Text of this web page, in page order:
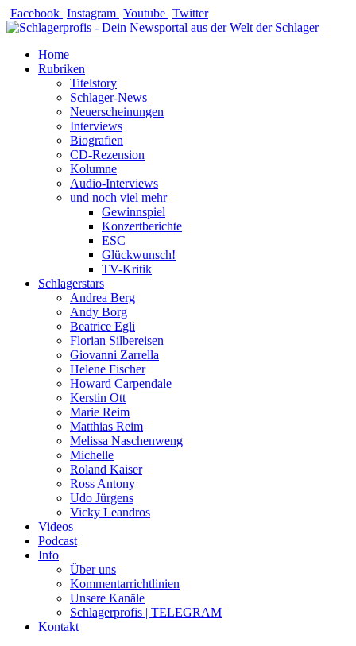
Zum
Inhalt
Facebook Instagram Youtube Twitter
Home
Rubriken
Titelstory
Schlager-News
Neuerscheinungen
Interviews
Biografien
CD-Rezension
Kolumne
Audio-Interviews
und noch viel mehr
Gewinnspiel
Konzertberichte
ESC
Glückwunsch!
TV-Kritik
Schlagerstars
Andrea Berg
Andy Borg
Beatrice Egli
Florian Silbereisen
Giovanni Zarrella
Helene Fischer
Howard Carpendale
Kerstin Ott
Marie Reim
Matthias Reim
Melissa Naschenweng
Michelle
Roland Kaiser
Ross Antony
Udo Jürgens
Vicky Leandros
Videos
Podcast
Info
Über uns
Kommentarrichtlinien
Unsere Kanäle
Schlagerprofis | TELEGRAM
Kontakt